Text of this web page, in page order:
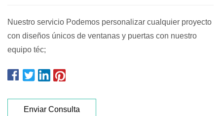
Nuestro servicio Podemos personalizar cualquier proyecto
con diseños únicos de ventanas y puertas con nuestro
equipo téc;
Enviar Consulta